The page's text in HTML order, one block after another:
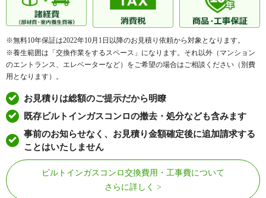
※無料10年保証は2022年10月1日以降のお見積り依頼から対象となります。
※養生範囲は「交換作業をするスペース」になります。それ以外（マンション
のエントランス、エレベーターなど）をご希望の場合はご相談ください（別費
用となります）。
お見積りは総額のご提示だから明瞭
既存ビルトインガスコンロの撤去・処分なども含みます
事前のお知らせなく、お見積り金額確定後に追加請求する
ことはいたしません
ビルトインガスコンロ交換費用・工事費について
さらに詳しく